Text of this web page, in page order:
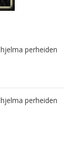
perheiden
perheiden